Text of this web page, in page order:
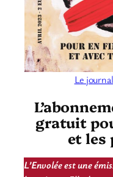
Le
gratuit
et les
L’Envolée est une